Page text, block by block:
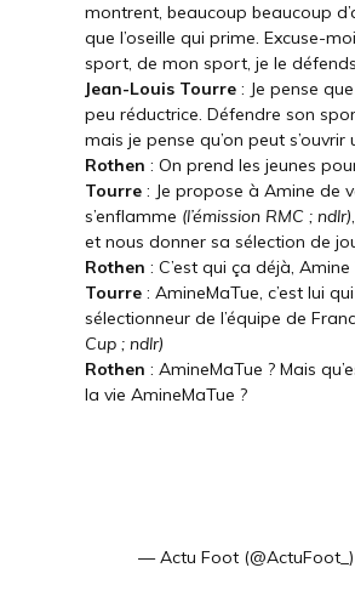
montrent, beaucoup beaucoup
que l’oseille qui prime. Excuse-
sport, de mon sport, je le
Jean-Louis Tourre : Je pense
peu réductrice. Défendre son
mais je pense qu’on peut s’ouvrir
Rothen : On prend les jeunes
Tourre : Je propose à Amine de
s’enflamme (l’émission RMC ; ndlr)
et nous donner sa sélection de
Rothen : C’est qui ça déjà, Amine
Tourre : AmineMaTue, c’est lui
sélectionneur de l’équipe de
Cup ; ndlr)
Rothen : AmineMaTue ? Mais
la vie AmineMaTue ?
— Actu Foot (@ActuFoot_)